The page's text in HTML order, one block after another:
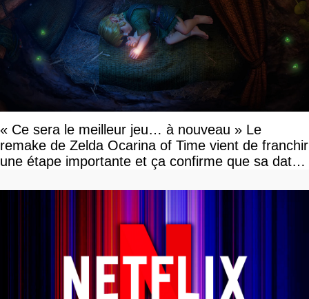
« Ce sera le meilleur jeu… à nouveau » Le
remake de Zelda Ocarina of Time vient de franchir
une étape importante et ça confirme que sa date